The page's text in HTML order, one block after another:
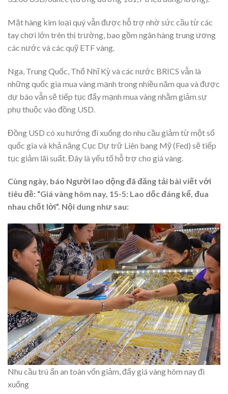
Mặt hàng kim loại quý vẫn được hỗ trợ nhờ sức cầu từ các
tay chơi lớn trên thị trường, bao gồm ngân hàng trung ương
các nước và các quỹ ETF vàng.
Nga, Trung Quốc, Thổ Nhĩ Kỳ và các nước BRICS vẫn là
những quốc gia mua vàng mạnh trong nhiều năm qua và được
dự báo vẫn sẽ tiếp tục đẩy mạnh mua vàng nhằm giảm sự
phụ thuộc vào đồng USD.
Đồng USD có xu hướng đi xuống do nhu cầu giảm từ một số
quốc gia và khả năng Cục Dự trữ Liên bang Mỹ (Fed) sẽ tiếp
tục giảm lãi suất. Đây là yếu tố hỗ trợ cho giá vàng.
Cùng ngày, báo Người lao dộng đã đăng tải bài viết với
tiêu đề: “Giá vàng hôm nay, 15-5: Lao dốc đáng kể, đua
nhau chốt lời”. Nội dung như sau:
Nhu cầu trú ẩn an toàn vốn giảm, đẩy giá vàng hôm nay đi
xuống